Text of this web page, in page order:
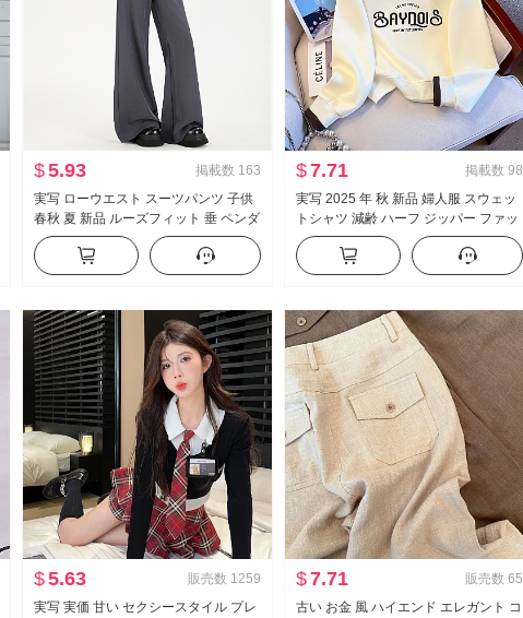
$5.93 掲載数 163
実写 ローウエスト スーツパンツ 子供
春秋 夏 新品 ルーズフィット 垂 ペンダ
ント 感 bf ルーズ カジュアル フレア ワ
イドパンツ
$7.71 掲載数 98
実写 2025 年 秋 新品 婦人服 スウェッ
トシャツ 減齢 ハーフ ジッパー ファッ
ション ポロ襟 カジュアル 万能 スリム
効果
$5.63 販売数 1259
実写 実価 甘い セクシースタイル プレ
$7.71 販売数 65
古い お金 風 ハイエンド エレガント コ